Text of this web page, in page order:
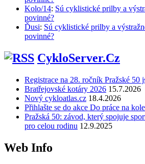
Kolo/14: Sú cyklistické prilby a
povinné?
Ďusi: Sú cyklistické prilby a
povinné?
CykloServer.Cz
Registrace na 28. ročník Pražské 50
Bratřejovské kotáry 2026 15.7.2026
Nový cykloatlas.cz 18.4.2026
Přihlašte se do akce Do práce na
Pražská 50: závod, který spojuje
pro celou rodinu 12.9.2025
Web Info